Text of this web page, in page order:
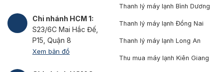
Chi nhánh HCM 1:
S23/6C Mai Hắc Đế,
P15, Quận 8
Xem bản đồ
Thanh lý máy lạnh Bình Dương
Thanh lý máy lạnh Đồng Nai
Thanh lý máy lạnh Long An
Thu mua máy lạnh Kiên Giang